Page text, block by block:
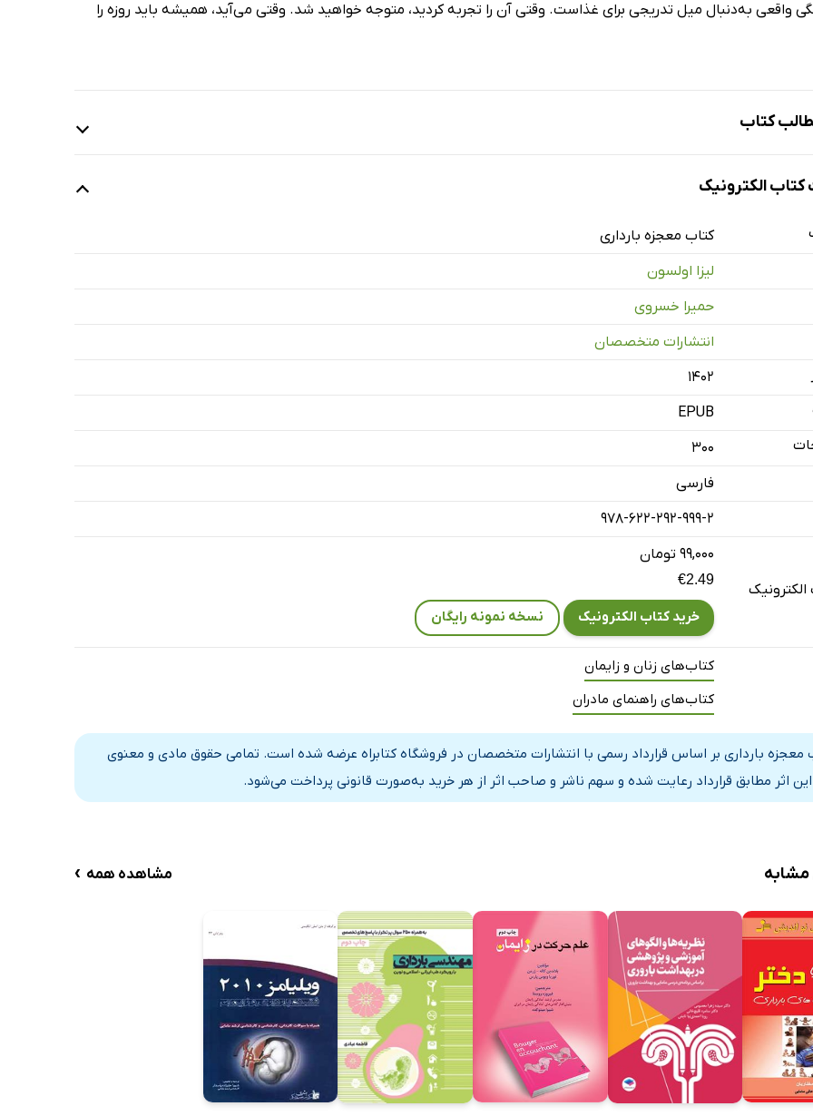
واقعی به‌دنبال میل تدریجی برای غذاست. وقتی آن را تجربه کردید، متوجه خواهید شد. وقتی می‌آید، همیشه باید روزه را
کتاب
بهتر ناباروری
جدید به باروری
طول برنامه چه کاری باید انجام دهید
ویژه و سایر موارد مرتبط با ناباروری
الکترونیک
کتاب معجزه بارداری
لیزا اولسون
حمیرا خسروی
انتشارات متخصصان
۱۴۰۲
EPUB
300
فارسی
978-622-292-999-2
۹۹,۰۰۰ تومان
€2.49
خرید کتاب الکترونیک نسخه نمونه رایگان
کتاب‌های زنان و زایمان
کتاب‌های راهنمای مادران
معجزه بارداری بر اساس قرارداد رسمی با انتشارات متخصصان در فروشگاه کتابراه عرضه شده است. تمامی حقوق مادی و معنوی
اثر مطابق قرارداد رعایت شده و سهم ناشر و صاحب اثر از هر خرید به‌صورت قانونی پرداخت می‌شود.
مشاهده همه ›